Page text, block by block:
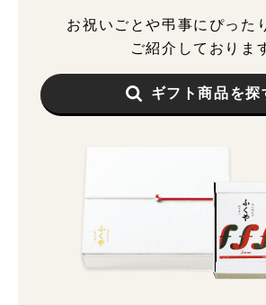
お祝いごとや弔事にぴった
ご紹介しておりま
ギフト商品を探